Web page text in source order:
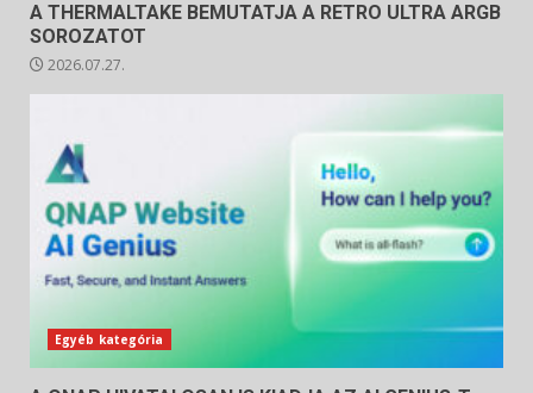
A THERMALTAKE BEMUTATJA A RETRO ULTRA ARGB
SOROZATOT
2026.07.27.
Egyéb kategória